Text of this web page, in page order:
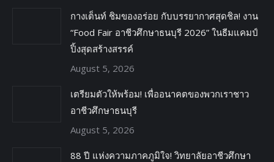
กางเต็นท์ ชิมของอร่อย กับบรรยากาศสุดชิล! งาน
“Food Fair อาชีวศึกษาธนบุรี 2026” ในธีมแคมป์
ปิ้งสุดสร้างสรรค์
August 5, 2026
เตรียมตัวให้พร้อม! เพื่ออนาคตของพวกเราชาว
อาชีวศึกษาธนบุรี
August 5, 2026
88 ปี แห่งความภาคภูมิใจ! วิทยาลัยอาชีวศึกษา